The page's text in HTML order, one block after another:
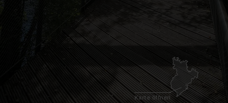
Karte öffnen